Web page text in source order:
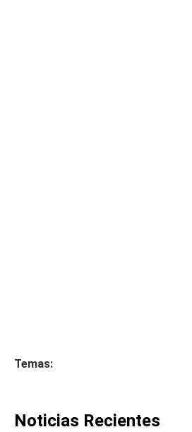
Temas:
Noticias Recientes